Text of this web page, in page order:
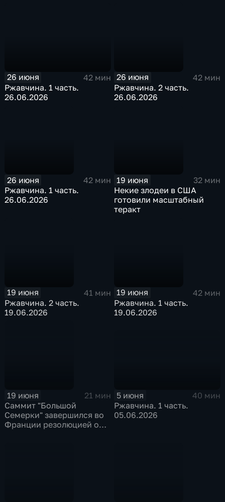
26 июня
42 мин
Ржавчина. 1 часть.
26.06.2026
26 июня
42 мин
Ржавчина. 2 часть.
26.06.2026
26 июня
42 мин
Ржавчина. 1 часть.
26.06.2026
19 июня
32 мин
Некие злодеи в США
готовили масштабный
теракт
19 июня
41 мин
Ржавчина. 2 часть.
19.06.2026
19 июня
42 мин
Ржавчина. 1 часть.
19.06.2026
19 июня
21 мин
Саммит "Большой
Семерки" завершился во
Франции резолюцией о
5 июня
40 мин
Ржавчина. 1 часть.
05.06.2026